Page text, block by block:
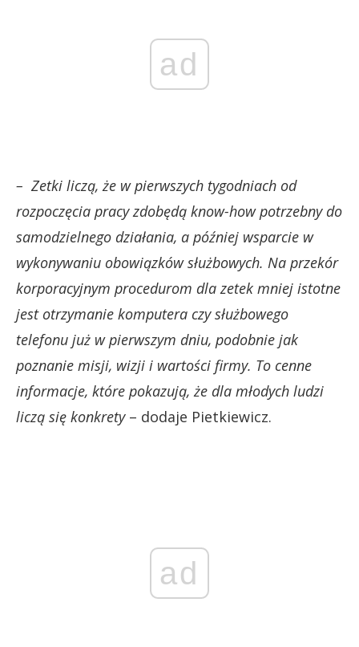
ad
– Zetki liczą, że w pierwszych tygodniach od
rozpoczęcia pracy zdobędą know-how potrzebny do
samodzielnego działania, a później wsparcie w
wykonywaniu obowiązków służbowych. Na przekór
korporacyjnym procedurom dla zetek mniej istotne
jest otrzymanie komputera czy służbowego
telefonu już w pierwszym dniu, podobnie jak
poznanie misji, wizji i wartości firmy. To cenne
informacje, które pokazują, że dla młodych ludzi
liczą się konkrety– dodaje Pietkiewicz.
ad